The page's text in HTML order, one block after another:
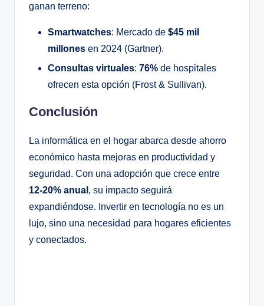
ganan terreno:
Smartwatches: Mercado de $45 mil
millones en 2024 (Gartner).
Consultas virtuales: 76% de hospitales
ofrecen esta opción (Frost & Sullivan).
Conclusión
La informática en el hogar abarca desde ahorro
económico hasta mejoras en productividad y
seguridad. Con una adopción que crece entre
12-20% anual , su impacto seguirá
expandiéndose. Invertir en tecnología no es un
lujo, sino una necesidad para hogares eficientes
y conectados.